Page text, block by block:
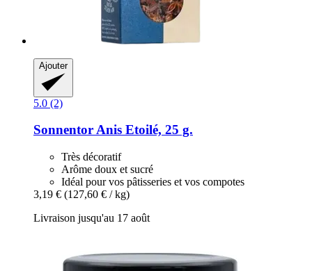
Ajouter
5.0 (2)
SonnentorAnis Etoilé, 25 g.
Très décoratif
Arôme doux et sucré
Idéal pour vos pâtisseries et vos compotes
3,19 € (127,60 € / kg)
Livraison jusqu'au 17 août